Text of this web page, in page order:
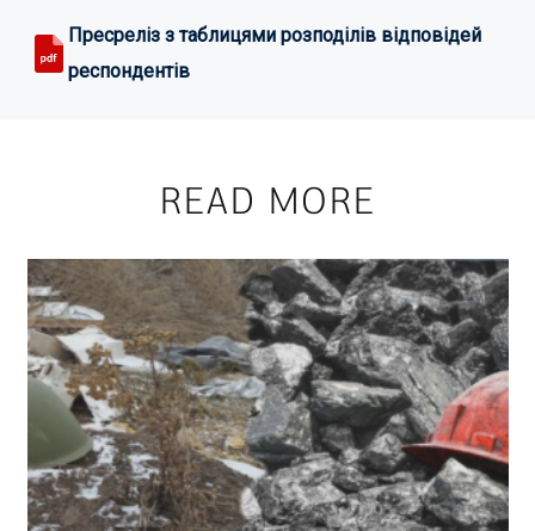
Пресреліз з таблицями розподілів відповідей
респондентів
READ MORE